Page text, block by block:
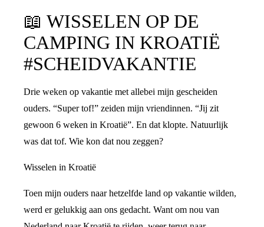
📖 WISSELEN OP DE
CAMPING IN KROATIË
#SCHEIDVAKANTIE
Drie weken op vakantie met allebei mijn gescheiden
ouders. “Super tof!” zeiden mijn vriendinnen. “Jij zit
gewoon 6 weken in Kroatië”. En dat klopte. Natuurlijk
was dat tof. Wie kon dat nou zeggen?
Wisselen in Kroatië
Toen mijn ouders naar hetzelfde land op vakantie wilden,
werd er gelukkig aan ons gedacht. Want om nou van